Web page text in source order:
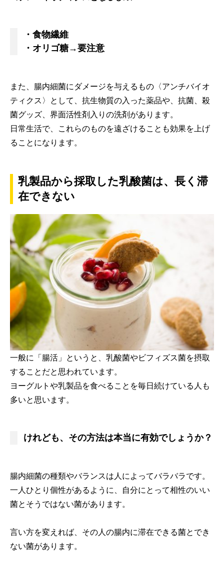
・食物繊維
・オリゴ糖→要注意
また、腸内細菌にダメージを与えるもの〈アンチバイオ
ティクス〉として、抗生物質の入った薬品や、抗菌、殺
菌グッズ、界面活性剤入りの洗剤があります。
日常生活で、これらのものを遠ざけることも効果を上げ
ることになります。
乳製品から採取した乳酸菌は、長く滞
在できない
一般に「腸活」というと、乳酸菌やビフィズス菌を摂取
することだと思われています。
ヨーグルトや乳製品を食べることを毎日続けている人も
多いと思います。
けれども、その方法は本当に有効でしょうか？
腸内細菌の種類やバランスは人によってバラバラです。
一人ひとり個性があるように、自分にとって相性のいい
菌とそうではない菌があります。
言い方を変えれば、その人の腸内に滞在できる菌とでき
ない菌があります。